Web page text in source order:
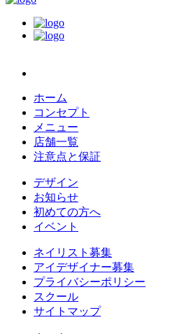
ホーム
コンセプト
メニュー
店舗一覧
注意点と保証
デザイン
お知らせ
初めての方へ
イベント
ネイリスト募集
アイデザイナー募集
プライバシーポリシー
スクール
サイトマップ